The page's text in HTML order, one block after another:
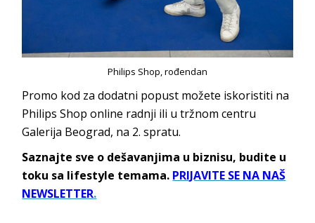
Philips Shop, rođendan
Promo kod za dodatni popust možete iskoristiti na
Philips Shop online radnji ili u tržnom centru
Galerija Beograd, na 2. spratu.
Saznajte sve o dešavanjima u biznisu, budite u
toku sa lifestyle temama. PRIJAVITE SE NA NAŠ
NEWSLETTER.